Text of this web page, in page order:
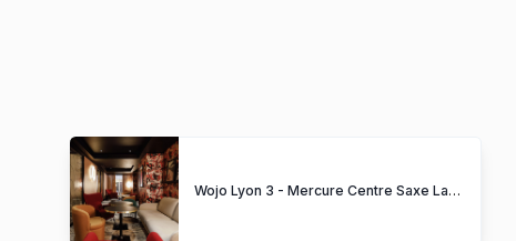
Wojo Lyon 3 - Mercure Centre Saxe Lafayette